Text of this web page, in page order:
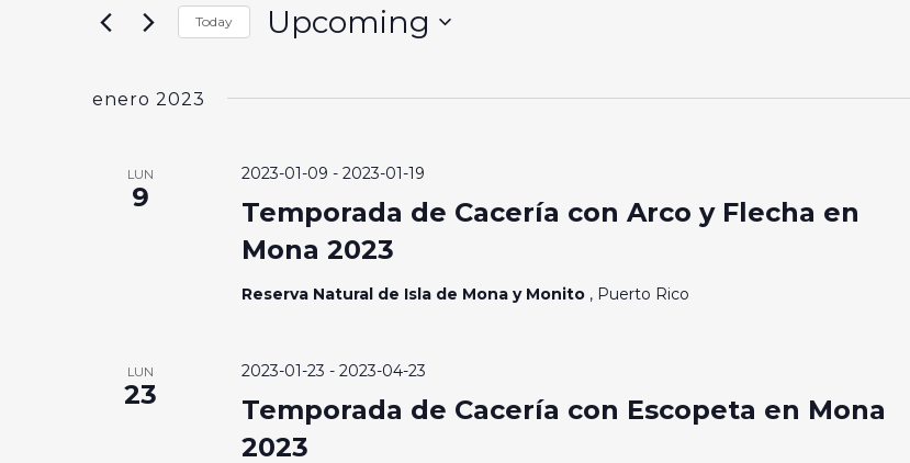
and
Navigation
for
Events
Keyword.
Today Upcoming
enero 2023
LUN
9
Temporada de Cacería con Arco y Flecha en
Mona 2023
2023-01-09 - 2023-01-19
Reserva Natural de Isla de Mona y Monito , Puerto Rico
LUN
23
Temporada de Cacería con Escopeta en Mona
2023
2023-01-23 - 2023-04-23